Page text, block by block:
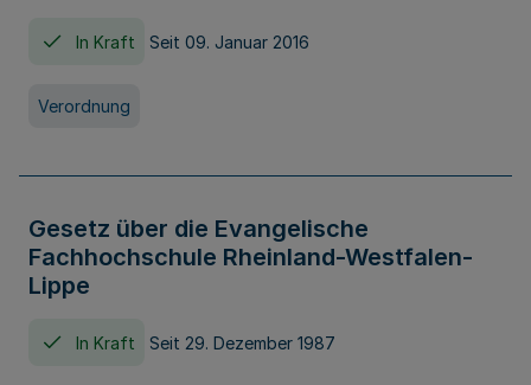
In Kraft Seit 09. Januar 2016
Verordnung
Gesetz über die Evangelische
Fachhochschule Rheinland-Westfalen-
Lippe
In Kraft Seit 29. Dezember 1987